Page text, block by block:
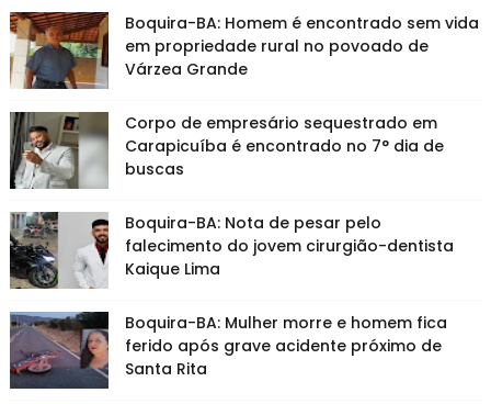
Boquira-BA: Homem é encontrado sem vida
em propriedade rural no povoado de
Várzea Grande
Corpo de empresário sequestrado em
Carapicuíba é encontrado no 7° dia de
buscas
Boquira-BA: Nota de pesar pelo
falecimento do jovem cirurgião-dentista
Kaique Lima
Boquira-BA: Mulher morre e homem fica
ferido após grave acidente próximo de
Santa Rita